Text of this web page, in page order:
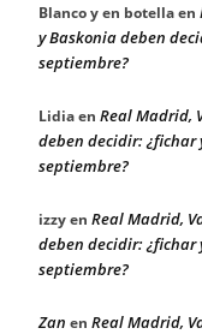
Blanco y en botellaen
y Baskonia deben
septiembre?
Lidiaen Real Madrid,
deben decidir: ¿fichar
septiembre?
izzyen Real Madrid,
deben decidir: ¿fichar
septiembre?
Zan en Real Madrid,